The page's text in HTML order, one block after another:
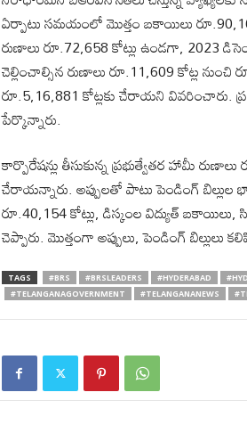
ఏర్పాటు సమయంలో మొత్తం బకాయిలు
రుణాలు రూ.72,658 కోట్లు ఉండగా, 2023
చెల్లించాల్సిన రుణాలు రూ.11,609 కోట్ల నుంచి
రూ.5,16,881 కోట్లకు చేరాయని వివరించారు.
పేర్కొన్నారు.
కార్పొరేషన్లు తీసుకున్న ప్రభుత్వేతర హామీ
చేరాయన్నారు. అప్పులతో పాటు పెండింగ్ బిల్లుల
రూ.40,154 కోట్లు, డిస్కంల విద్యుత్
చెప్పారు. మొత్తంగా అప్పులు, పెండింగ్ బిల్లులు
TAGS #BRS #BRSLEADERS #HYDERABAD
#TELANGANAGOVERNMENT
#TELANGANANEWS